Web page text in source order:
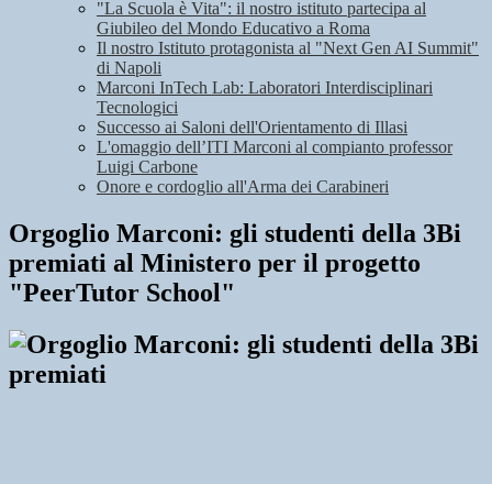
"La Scuola è Vita": il nostro istituto partecipa al
Giubileo del Mondo Educativo a Roma
Il nostro Istituto protagonista al "Next Gen AI Summit"
di Napoli
Marconi InTech Lab: Laboratori Interdisciplinari
Tecnologici
Successo ai Saloni dell'Orientamento di Illasi
L'omaggio dell’ITI Marconi al compianto professor
Luigi Carbone
Onore e cordoglio all'Arma dei Carabineri
Orgoglio Marconi: gli studenti della 3Bi
premiati al Ministero per il progetto
"PeerTutor School"